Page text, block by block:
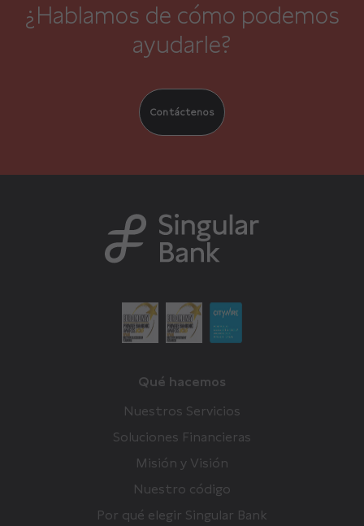
¿Hablamos de cómo podemos
ayudarle?
Contáctenos
Qué hacemos
Nuestros Servicios
Soluciones Financieras
Misión y Visión
Nuestro código
Por qué elegir Singular Bank